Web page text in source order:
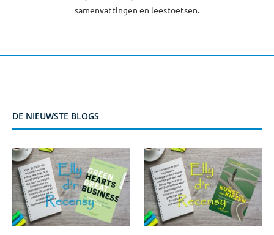
samenvattingen en leestoetsen.
DE NIEUWSTE BLOGS